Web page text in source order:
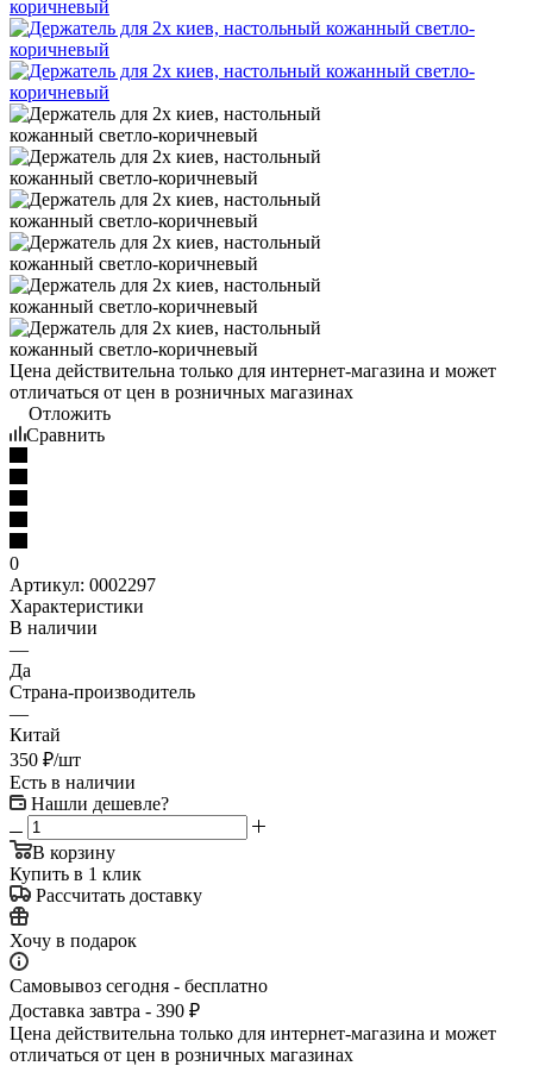
Цена действительна только для интернет-магазина и может
отличаться от цен в розничных магазинах
Отложить
Сравнить
0
Артикул: 0002297
Характеристики
В наличии
—
Да
Страна-производитель
—
Китай
350 ₽/шт
Есть в наличии
Нашли дешевле?
В корзину
Купить в 1 клик
Рассчитать доставку
Хочу в подарок
Самовывоз сегодня - бесплатно
Доставка завтра - 390 ₽
Цена действительна только для интернет-магазина и может
отличаться от цен в розничных магазинах